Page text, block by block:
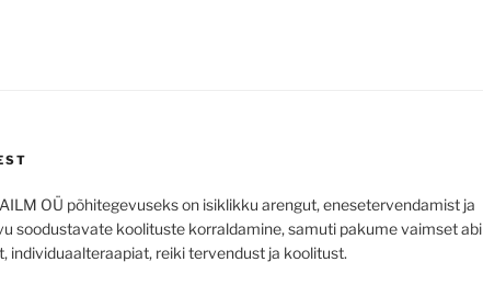
OÜ põhitegevuseks on isiklikku arengut, enesetervendamist ja
soodustavate koolituste korraldamine, samuti pakume vaimset abi
individuaalteraapiat, reiki tervendust ja koolitust.